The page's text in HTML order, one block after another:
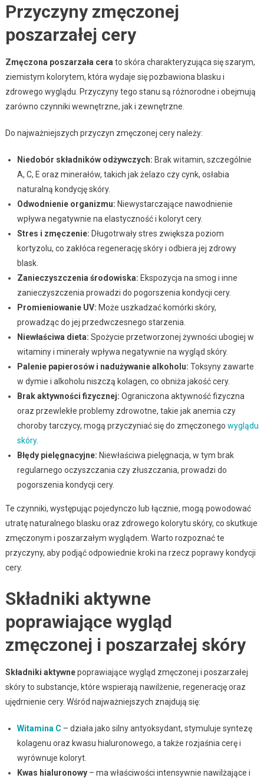
Przyczyny zmęczonej
poszarzałej cery
Zmęczona poszarzała cera to skóra charakteryzująca się szarym,
ziemistym kolorytem, która wydaje się pozbawiona blasku i
zdrowego wyglądu. Przyczyny tego stanu są różnorodne i obejmują
zarówno czynniki wewnętrzne, jak i zewnętrzne.
Do najważniejszych przyczyn zmęczonej cery należy:
Niedobór składników odżywczych: Brak witamin, szczególnie
A, C, E oraz minerałów, takich jak żelazo czy cynk, osłabia
naturalną kondycję skóry.
Odwodnienie organizmu: Niewystarczające nawodnienie
wpływa negatywnie na elastyczność i koloryt cery.
Stres i zmęczenie: Długotrwały stres zwiększa poziom
kortyzolu, co zakłóca regenerację skóry i odbiera jej zdrowy
blask.
Zanieczyszczenia środowiska: Ekspozycja na smog i inne
zanieczyszczenia prowadzi do pogorszenia kondycji cery.
Promieniowanie UV: Może uszkadzać komórki skóry,
prowadząc do jej przedwczesnego starzenia.
Niewłaściwa dieta: Spożycie przetworzonej żywności ubogiej w
witaminy i minerały wpływa negatywnie na wygląd skóry.
Palenie papierosów i nadużywanie alkoholu: Toksyny zawarte
w dymie i alkoholu niszczą kolagen, co obniża jakość cery.
Brak aktywności fizycznej: Ograniczona aktywność fizyczna
oraz przewlekłe problemy zdrowotne, takie jak anemia czy
choroby tarczycy, mogą przyczyniać się do zmęczonego wyglądu
skóry.
Błędy pielęgnacyjne: Niewłaściwa pielęgnacja, w tym brak
regularnego oczyszczania czy złuszczania, prowadzi do
pogorszenia kondycji cery.
Te czynniki, występując pojedynczo lub łącznie, mogą powodować
utratę naturalnego blasku oraz zdrowego kolorytu skóry, co skutkuje
zmęczonym i poszarzałym wyglądem. Warto rozpoznać te
przyczyny, aby podjąć odpowiednie kroki na rzecz poprawy kondycji
cery.
Składniki aktywne
poprawiające wygląd
zmęczonej i poszarzałej skóry
Składniki aktywnepoprawiające wygląd zmęczonej i poszarzałej
skóry to substancje, które wspierają nawilżenie, regenerację oraz
ujędrnienie cery. Wśród najważniejszych znajdują się:
Witamina C – działa jako silny antyoksydant, stymuluje syntezę
kolagenu oraz kwasu hialuronowego, a także rozjaśnia cerę i
wyrównuje koloryt.
Kwas hialuronowy– ma właściwości intensywnie nawilżające i